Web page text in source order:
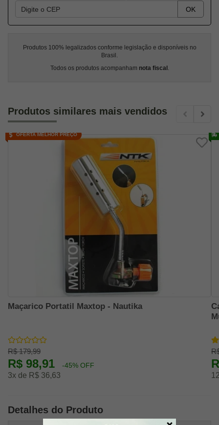
OK
Produtos 100% legalizados conforme legislação e disponíveis no
Brasil.
Todos os produtos acompanham nota fiscal .
Produtos similares mais vendidos
Maçarico Portatil Maxtop - Nautika
R$ 179,99
R$ 98,91 -45% OFF
3x de R$ 36,63
OFERTA MELHOR PREÇO
Detalhes do Produto